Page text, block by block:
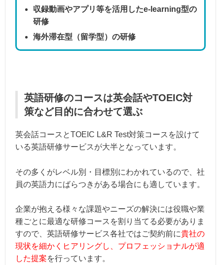
収録動画やアプリ等を活用したe-learning型の
研修
海外滞在型（留学型）の研修
英語研修のコースは英会話やTOEIC対
策など目的に合わせて選ぶ
英会話コースとTOEIC L&R Test対策コースを設けて
いる英語研修サービスが大半となっています。
その多くがレベル別・目標別にわかれているので、社
員の英語力にばらつきがある場合にも適しています。
企業が抱える様々な課題やニーズの解決には役職や業
種ごとに最適な研修コースを割り当てる必要がありま
すので、英語研修サービス各社ではご契約前に貴社の
現状を細かくヒアリングし、プロフェッショナルが適
した提案を行っています。